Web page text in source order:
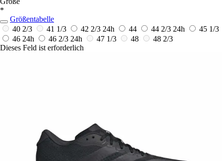
*
Größentabelle
40 2/3
41 1/3 42 2/3 24h 44 44 2/3 24h
45 1/3
46 24h 46 2/3 24h 47 1/3 48
48 2/3
Dieses Feld ist erforderlich